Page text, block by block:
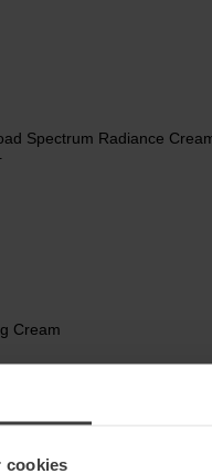
cookies
Spectrum Radiance
Cream